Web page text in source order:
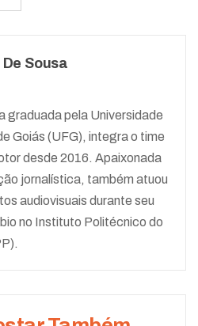
Sousa
graduada pela Universidade
Goiás (UFG), integra o time
desde 2016. Apaixonada
jornalística, também atuou
audiovisuais durante seu
no Instituto Politécnico do